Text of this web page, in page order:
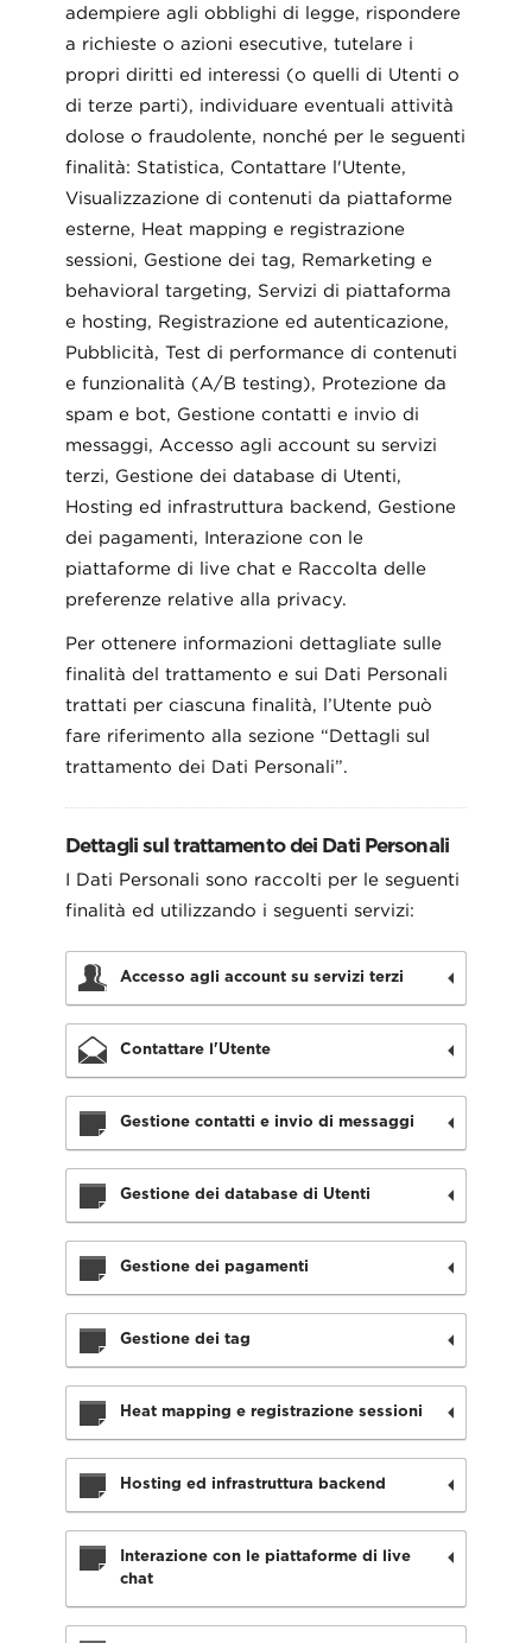
adempiere agli obblighi di legge, rispondere
a richieste o azioni esecutive, tutelare i
propri diritti ed interessi (o quelli di Utenti o
di terze parti), individuare eventuali attività
dolose o fraudolente, nonché per le seguenti
finalità: Statistica, Contattare l'Utente,
Visualizzazione di contenuti da piattaforme
esterne, Heat mapping e registrazione
sessioni, Gestione dei tag, Remarketing e
behavioral targeting, Servizi di piattaforma
e hosting, Registrazione ed autenticazione,
Pubblicità, Test di performance di contenuti
e funzionalità (A/B testing), Protezione da
spam e bot, Gestione contatti e invio di
messaggi, Accesso agli account su servizi
terzi, Gestione dei database di Utenti,
Hosting ed infrastruttura backend, Gestione
dei pagamenti, Interazione con le
piattaforme di live chat e Raccolta delle
preferenze relative alla privacy.
Per ottenere informazioni dettagliate sulle
finalità del trattamento e sui Dati Personali
trattati per ciascuna finalità, l’Utente può
fare riferimento alla sezione “Dettagli sul
trattamento dei Dati Personali”.
Dettagli sul trattamento dei Dati Personali
I Dati Personali sono raccolti per le seguenti
finalità ed utilizzando i seguenti servizi:
Accesso agli account su servizi terzi
Contattare l'Utente
Gestione contatti e invio di messaggi
Gestione dei database di Utenti
Gestione dei pagamenti
Gestione dei tag
Heat mapping e registrazione sessioni
Hosting ed infrastruttura backend
Interazione con le piattaforme di live
chat